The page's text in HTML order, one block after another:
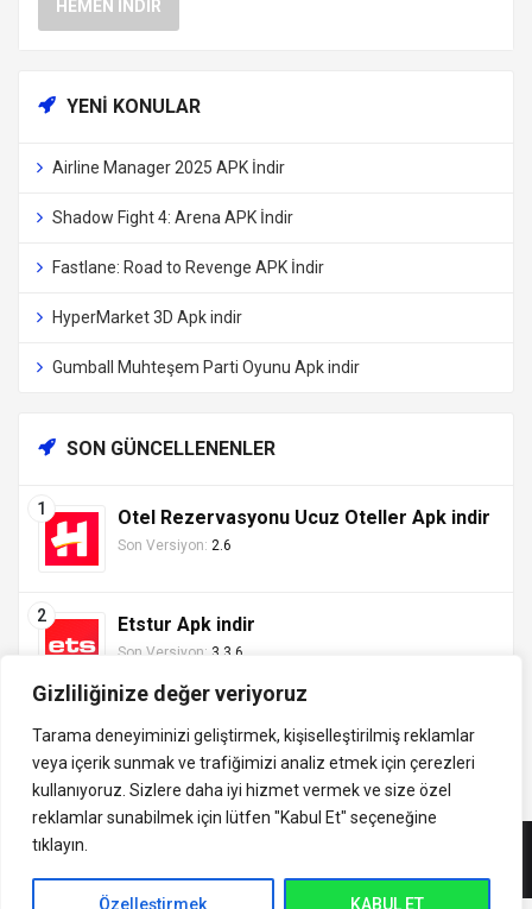
Gizliliğinize değer veriyoruz
Tarama deneyiminizi geliştirmek, kişiselleştirilmiş reklamlar
veya içerik sunmak ve trafiğimizi analiz etmek için çerezleri
kullanıyoruz. Sizlere daha iyi hizmet vermek ve size özel
reklamlar sunabilmek için lütfen "Kabul Et" seçeneğine
tıklayın.
Özelleştirmek KABUL ET
HEMEN İNDIR
YENI KONULAR
Airline Manager 2025 APK İndir
Shadow Fight 4: Arena APK İndir
Fastlane: Road to Revenge APK İndir
HyperMarket 3D Apk indir
Gumball Muhteşem Parti Oyunu Apk indir
SON GÜNCELLENENLER
Otel Rezervasyonu Ucuz Oteller Apk indir
Son Versiyon: 2.6
Etstur Apk indir
Son Versiyon: 3.3.6
indirVip.com, en güvenilir ve hızlı APK indirme platformudur! En
popüler Android oyunları, uygulamaları, müzik, video ve eğitim
APK'larını güvenli ve ücretsiz indirin. Güncel sürümler, mod
yaşayın. indirVip ile en yeni APK oyunlarını, uygulamalarını ve